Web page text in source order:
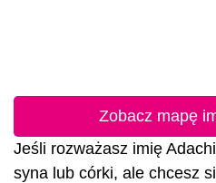
Zobacz mapę
Jeśli rozważasz imię
syna lub córki, ale chcesz